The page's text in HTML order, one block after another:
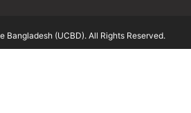
Bangladesh (UCBD). All Rights Reserved.